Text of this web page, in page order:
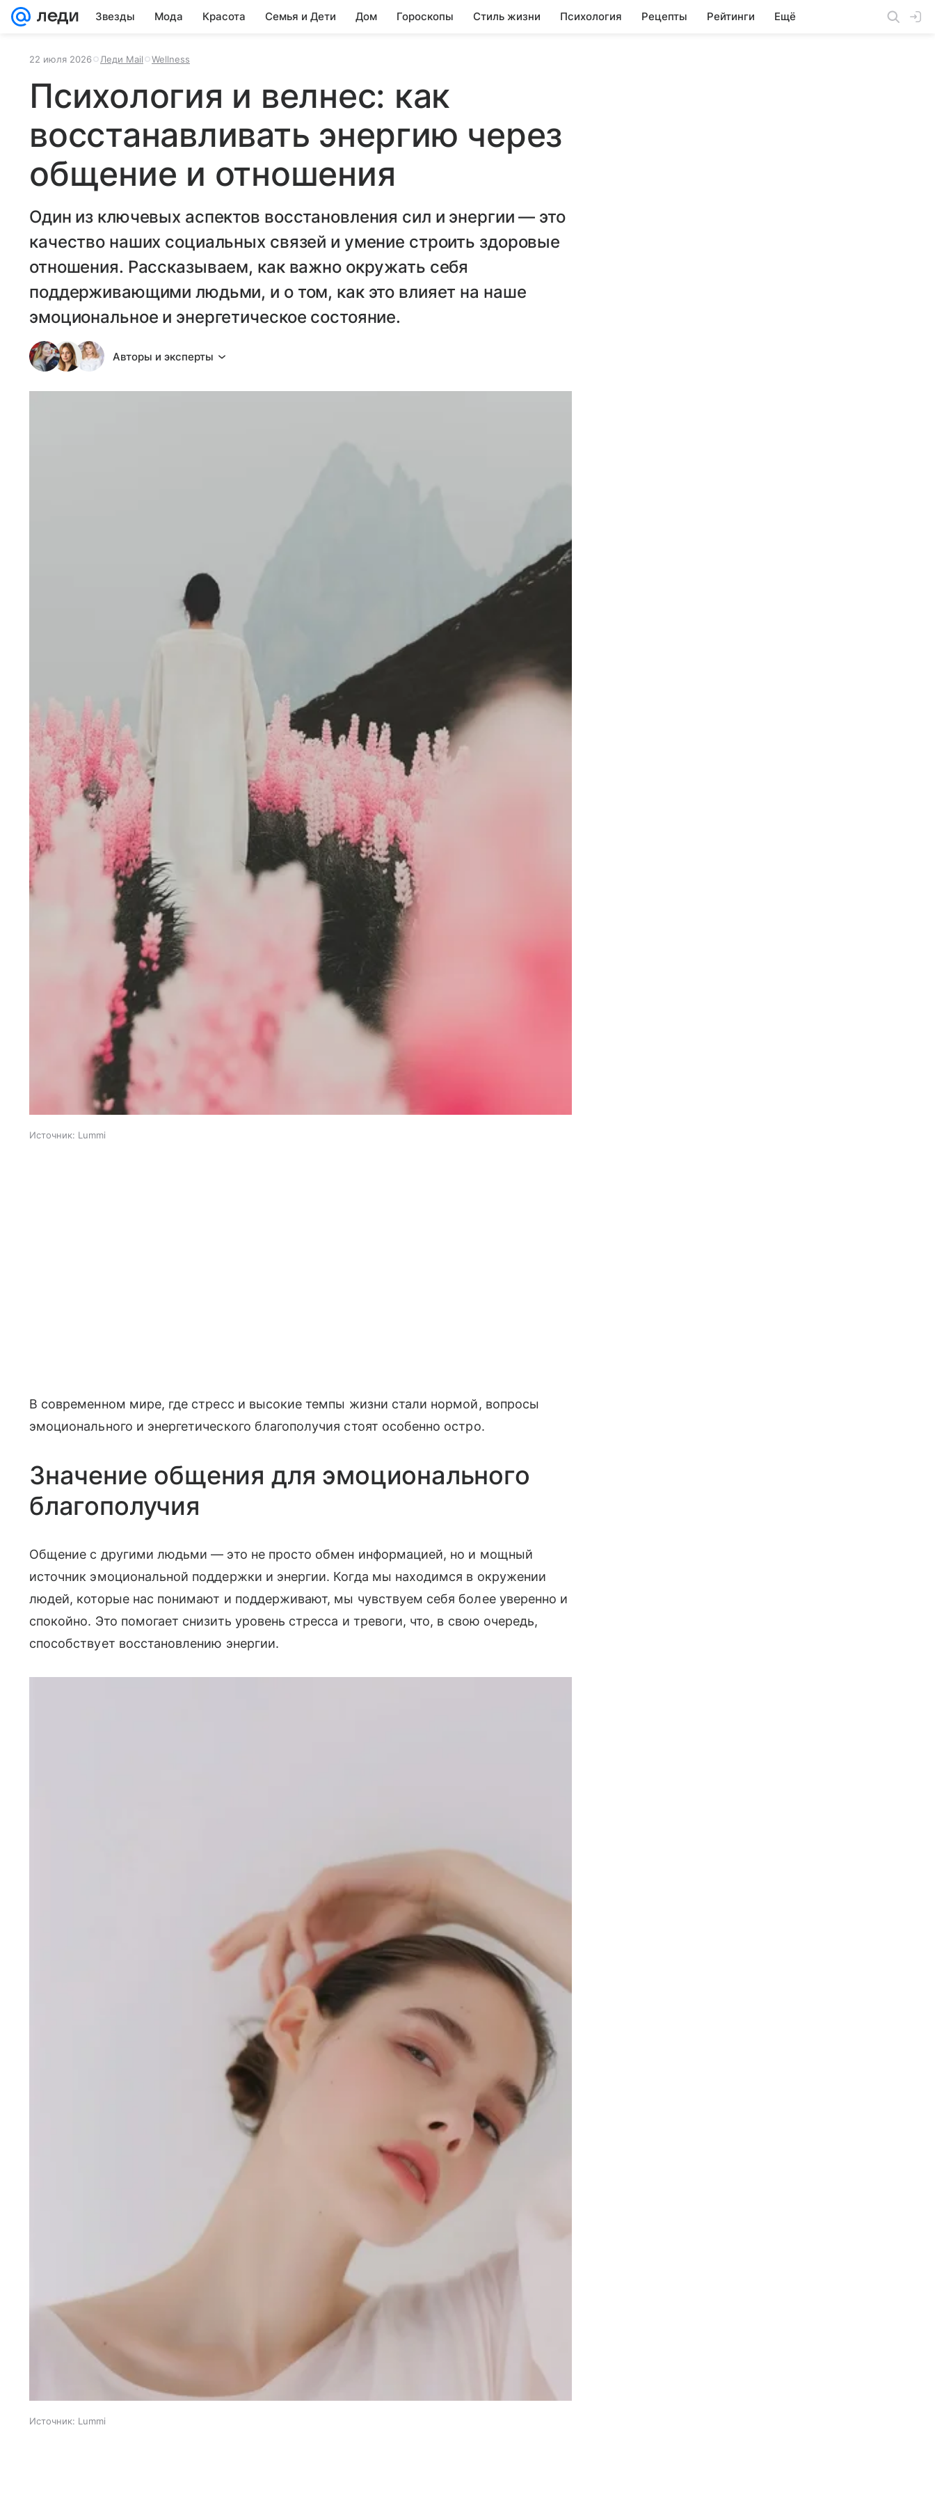
Звезды Мода Красота Семья и Дети Дом Гороскопы Стиль жизни Психология Рецепты Рейтинги Ещё
22 июля 2026 Леди Mail Wellness
Психология и велнес: как
восстанавливать энергию через
общение и отношения
Один из ключевых аспектов восстановления сил и энергии — это
качество наших социальных связей и умение строить здоровые
отношения. Рассказываем, как важно окружать себя
поддерживающими людьми, и о том, как это влияет на наше
эмоциональное и энергетическое состояние.
Авторы и эксперты
Источник: Lummi
В современном мире, где стресс и высокие темпы жизни стали нормой, вопросы
эмоционального и энергетического благополучия стоят особенно остро.
Значение общения для эмоционального
благополучия
Общение с другими людьми — это не просто обмен информацией, но и мощный
источник эмоциональной поддержки и энергии. Когда мы находимся в окружении
людей, которые нас понимают и поддерживают, мы чувствуем себя более уверенно и
спокойно. Это помогает снизить уровень стресса и тревоги, что, в свою очередь,
способствует восстановлению энергии.
Источник: Lummi